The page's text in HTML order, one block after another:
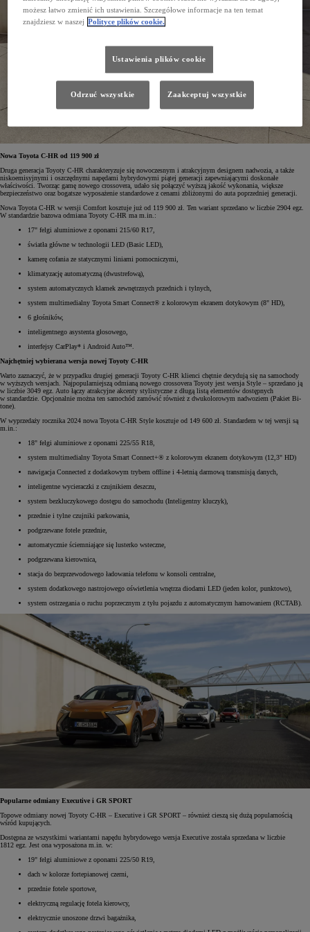
Nowa Toyota C-HR od 119 900 zł
Druga generacja Toyoty C-HR charakteryzuje się nowoczesnym i atrakcyjnym designem nadwozia, a także
niskoemisyjnymi i oszczędnymi napędami hybrydowymi piątej generacji zapewniającymi doskonałe
właściwości. Tworząc gamę nowego crossovera, udało się połączyć wyższą jakość wykonania, większe
bezpieczeństwo oraz bogatsze wyposażenie standardowe z cenami zbliżonymi do auta poprzedniej generacji.
Nowa Toyota C-HR w wersji Comfort kosztuje już od 119 900 zł. Ten wariant sprzedano w liczbie 2904 egz.
W standardzie bazowa odmiana Toyoty C-HR ma m.in.:
17" felgi aluminiowe z oponami 215/60 R17,
światła główne w technologii LED (Basic LED),
kamerę cofania ze statycznymi liniami pomocniczymi,
klimatyzację automatyczną (dwustrefową),
system automatycznych klamek zewnętrznych przednich i tylnych,
system multimedialny Toyota Smart Connect® z kolorowym ekranem dotykowym (8" HD),
6 głośników,
inteligentnego asystenta głosowego,
interfejsy CarPlay* i Android Auto™.
Najchętniej wybierana wersja nowej Toyoty C-HR
Warto zaznaczyć, że w przypadku drugiej generacji Toyoty C-HR klienci chętnie decydują się na samochody
w wyższych wersjach. Najpopularniejszą odmianą nowego crossovera Toyoty jest wersja Style – sprzedano ją
w liczbie 3049 egz. Auto łączy atrakcyjne akcenty stylistyczne z długą listą elementów dostępnych
w standardzie. Opcjonalnie można ten samochód zamówić również z dwukolorowym nadwoziem (Pakiet Bi-
tone).
W wyprzedaży rocznika 2024 nowa Toyota C-HR Style kosztuje od 149 600 zł. Standardem w tej wersji są
m.in.:
18" felgi aluminiowe z oponami 225/55 R18,
system multimedialny Toyota Smart Connect+® z kolorowym ekranem dotykowym (12,3" HD)
nawigacja Connected z dodatkowym trybem offline i 4-letnią darmową transmisją danych,
inteligentne wycieraczki z czujnikiem deszczu,
system bezkluczykowego dostępu do samochodu (Inteligentny kluczyk),
przednie i tylne czujniki parkowania,
podgrzewane fotele przednie,
automatycznie ściemniające się lusterko wsteczne,
podgrzewana kierownica,
stacja do bezprzewodowego ładowania telefonu w konsoli centralne,
system dodatkowego nastrojowego oświetlenia wnętrza diodami LED (jeden kolor, punktowo),
system ostrzegania o ruchu poprzecznym z tyłu pojazdu z automatycznym hamowaniem (RCTAB).
Popularne odmiany Executive i GR SPORT
Topowe odmiany nowej Toyoty C-HR – Executive i GR SPORT – również cieszą się dużą popularnością
wśród kupujących.
Dostępna ze wszystkimi wariantami napędu hybrydowego wersja Executive została sprzedana w liczbie
1812 egz. Jest ona wyposażona m.in. w:
19" felgi aluminiowe z oponami 225/50 R19,
dach w kolorze fortepianowej czerni,
przednie fotele sportowe,
elektryczną regulację fotela kierowcy,
elektrycznie unoszone drzwi bagażnika,
możesz łatwo zmienić ich ustawienia. Szczegółowe informacje na ten temat
znajdziesz w naszej Polityce plików cookie.
Ustawienia plików cookie
Odrzuć wszystkie Zaakceptuj wszystkie